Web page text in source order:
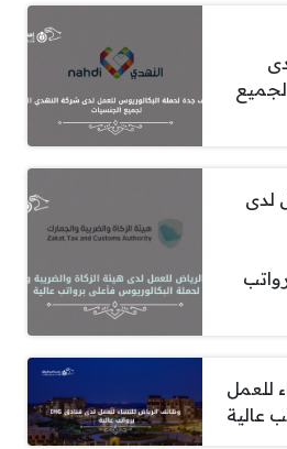
لدى
للعمل